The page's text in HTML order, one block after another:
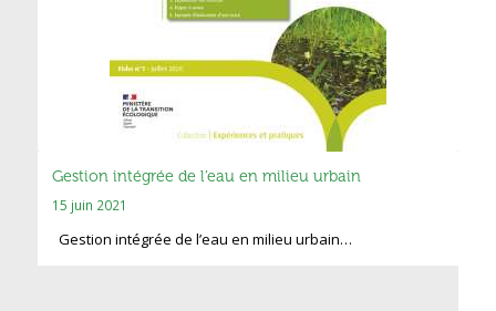
Gestion intégrée de l’eau en milieu urbain
15 juin 2021
Gestion intégrée de l’eau en milieu urbain…